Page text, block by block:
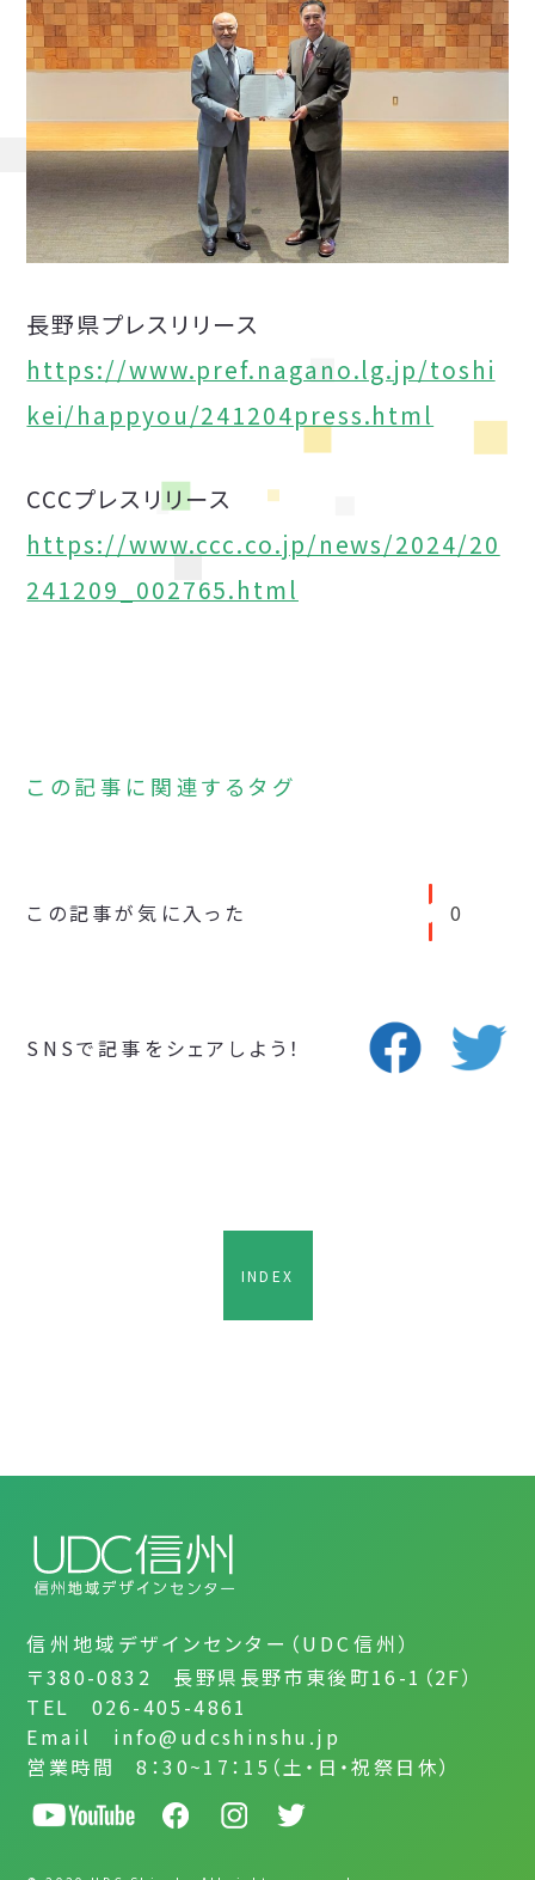
長野県プレスリリース
https://www.pref.nagano.lg.jp/toshi
kei/happyou/241204press.html
CCCプレスリリース
https://www.ccc.co.jp/news/2024/20
241209_002765.html
この記事に関連するタグ
この記事が気に入った 0
SNSで記事をシェアしよう！
INDEX
信州地域デザインセンター（UDC信州）
〒380-0832 長野県長野市東後町16-1（2F）
TEL 026-405-4861
Email info@udcshinshu.jp
営業時間 8：30~17：15（土・日・祝祭日休）